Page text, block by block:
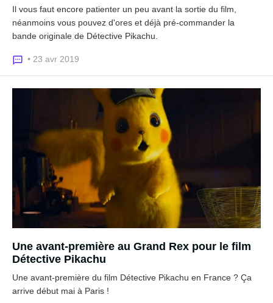
Il vous faut encore patienter un peu avant la sortie du film,
néanmoins vous pouvez d'ores et déjà pré-commander la
bande originale de Détective Pikachu.
• 23 avr 2019
Une avant-première au Grand Rex pour le film
Détective Pikachu
Une avant-première du film Détective Pikachu en France ? Ça
arrive début mai à Paris !